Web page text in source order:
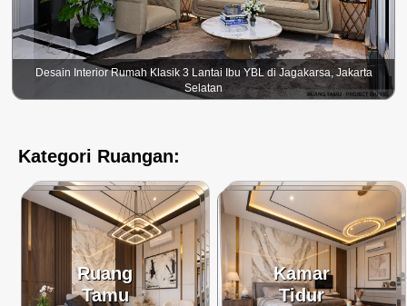
Desain Interior Rumah Klasik 3 Lantai Ibu YBL di Jagakarsa, Jakarta
Selatan
Kategori Ruangan:
Ruang
Tamu
Kamar
Tidur